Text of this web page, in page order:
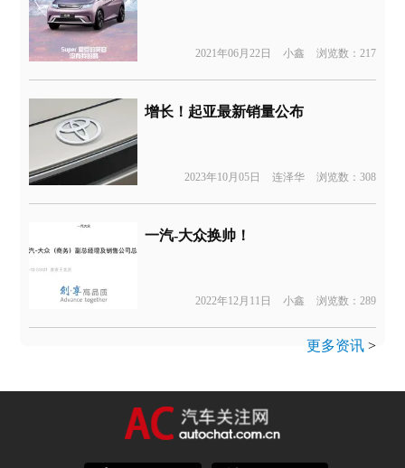
2021年06月22日 小鑫 浏览数：217
增长！起亚最新销量公布
2023年10月05日 连泽华 浏览数：308
一汽-大众换帅！
2022年12月11日 小鑫 浏览数：289
更多资讯>